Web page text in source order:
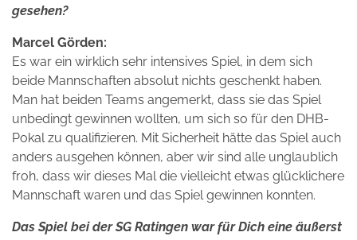
gesehen?
Marcel Görden:
Es war ein wirklich sehr intensives Spiel, in dem sich
beide Mannschaften absolut nichts geschenkt haben.
Man hat beiden Teams angemerkt, dass sie das Spiel
unbedingt gewinnen wollten, um sich so für den DHB-
Pokal zu qualifizieren. Mit Sicherheit hätte das Spiel auch
anders ausgehen können, aber wir sind alle unglaublich
froh, dass wir dieses Mal die vielleicht etwas glücklichere
Mannschaft waren und das Spiel gewinnen konnten.
Das Spiel bei der SG Ratingen war für Dich eine äußerst